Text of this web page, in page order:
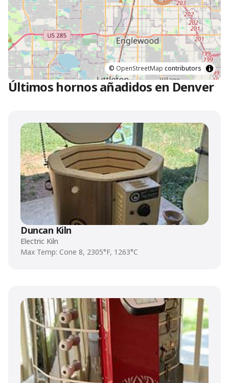
© OpenStreetMap contributors
Últimos hornos añadidos en Denver
Duncan Kiln
Electric Kiln
Max Temp: Cone 8, 2305°F, 1263°C